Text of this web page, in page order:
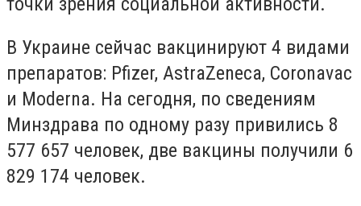
В Украине сейчас вакцинируют 4 видами
препаратов: Pfizer, AstraZeneca, Coronavac
и Moderna. На сегодня, по сведениям
Минздрава по одному разу привились 8
577 657 человек, две вакцины получили 6
829 174 человек.